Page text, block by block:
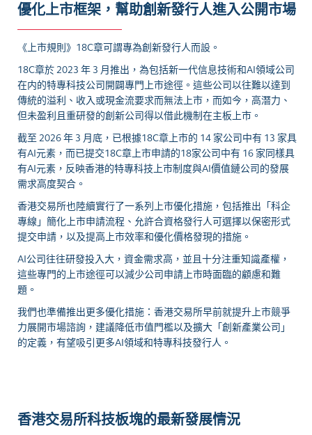
優化上市框架，幫助創新發行人進入公開市場
《上市規則》18C章可謂專為創新發行人而設。
18C章於 2023 年 3 月推出，為包括新一代信息技術和AI領域公司
在内的特專科技公司開闢專門上市途徑。這些公司以往難以達到
傳統的溢利、收入或現金流要求而無法上市，而如今，高潛力、
但未盈利且重研發的創新公司得以借此機制在主板上市。
截至 2026 年 3 月底，已根據18C章上市的 14 家公司中有 13 家具
有AI元素，而已提交18C章上市申請的18家公司中有 16 家同樣具
有AI元素，反映香港的特專科技上市制度與AI價值鏈公司的發展
需求高度契合。
香港交易所也陸續實行了一系列上市優化措施，包括推出「科企
專線」簡化上市申請流程、允許合資格發行人可選擇以保密形式
提交申請，以及提高上市效率和優化價格發現的措施。
AI公司往往研發投入大，資金需求高，並且十分注重知識產權，
這些專門的上市途徑可以減少公司申請上市時面臨的顧慮和難
題。
我們也準備推出更多優化措施：香港交易所早前就提升上市競爭
力展開市場諮詢，建議降低市值門檻以及擴大「創新產業公司」
的定義，有望吸引更多AI領域和特專科技發行人。
香港交易所科技板塊的最新發展情況